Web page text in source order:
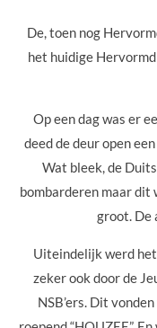
De, toen nog
het huidige
Op een dag was er
deed de deur open
Wat bleek, de
bombarderen maar dit
groot. De
Uiteindelijk werd
zeker ook door de
NSB’ers. Dit